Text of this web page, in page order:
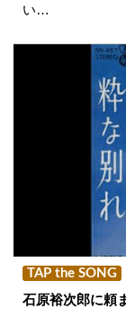
い…
TAP the SONG
石原裕次郎に頼